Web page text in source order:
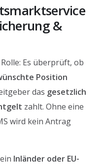
&
Es überprüft, ob
Position
das gesetzlich
zahlt. Ohne eine
wird kein Antrag
Inländer oder EU-